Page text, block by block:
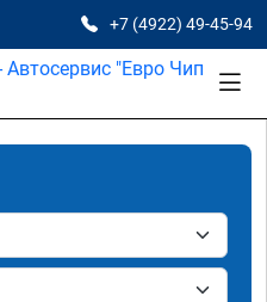
+7 (4922) 49-45-94